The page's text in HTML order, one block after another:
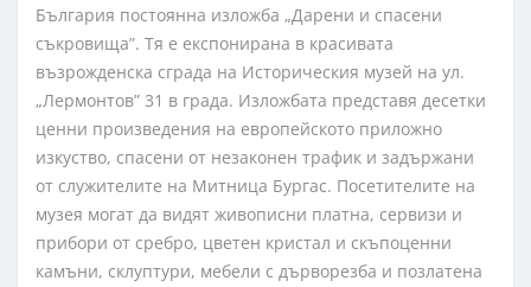
България постоянна изложба „Дарени и спасени
съкровища”. Тя е експонирана в красивата
възрожденска сграда на Историческия музей на ул.
„Лермонтов” 31 в града. Изложбата представя десетки
ценни произведения на европейското приложно
изкуство, спасени от незаконен трафик и задържани
от служителите на Митница Бургас. Посетителите на
музея могат да видят живописни платна, сервизи и
прибори от сребро, цветен кристал и скъпоценни
камъни, склуптури, мебели с дърворезба и позлатена